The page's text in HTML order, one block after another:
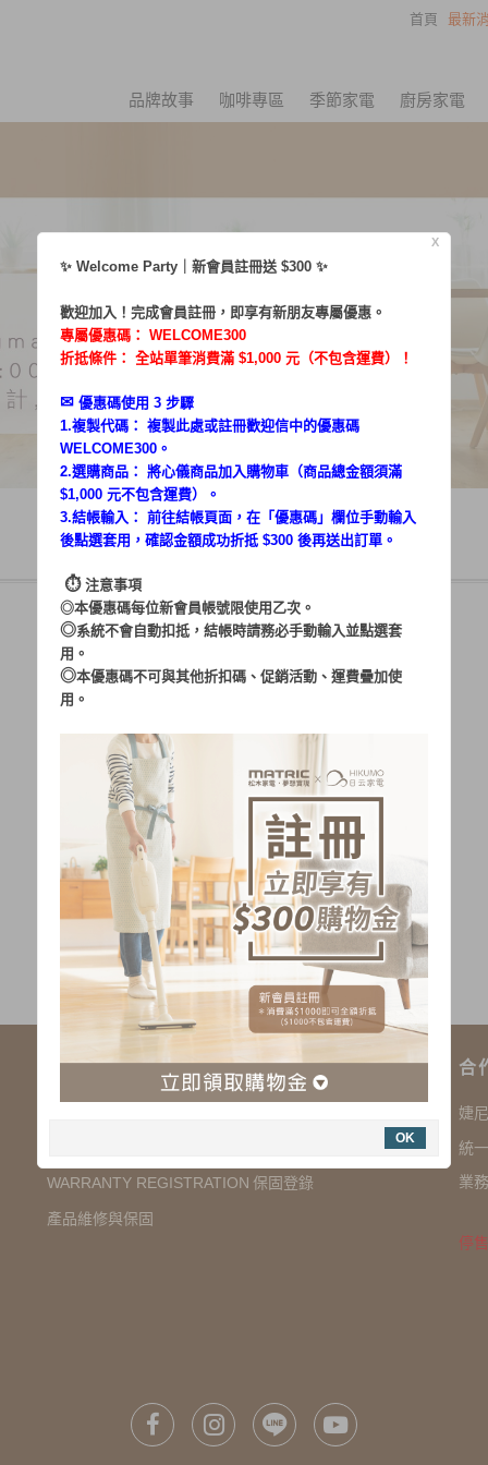
首頁 最新
品牌故事
咖啡專區 季節家電 廚房家電
帳號：
加入會員 忘記密碼?
購物說明
WARRANTY REGISTRATION 保固登錄
產品維修與保固
合
婕
統
業
停
X
✨ Welcome Party｜新會員註冊送 $300 ✨
歡迎加入！完成會員註冊，即享有新朋友專屬優惠。
專屬優惠碼： WELCOME300
折抵條件： 全站單筆消費滿 $1,000 元（不包含運費）！
✉︎ 優惠碼使用 3 步驟
1.複製代碼： 複製此處或註冊歡迎信中的優惠碼
WELCOME300。
2.選購商品： 將心儀商品加入購物車（商品總金額須滿
$1,000 元不包含運費）。
3.結帳輸入： 前往結帳頁面，在「 優惠碼 」欄位手動輸入
後點選套用，確認金額成功折抵 $300 後再送出訂單。
⏱︎ 注意事項
◎本優惠碼每位新會員帳號限使用乙次。
◎系統不會自動扣抵，結帳時請務必手動輸入並點選套
用。
◎本優惠碼不可與其他折扣碼、促銷活動、運費疊加使
用。
OK